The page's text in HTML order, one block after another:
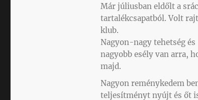
Már júliusban eldőlt a
tartalékcsapatból. Volt
klub.
Nagyon-nagy tehetség
nagyobb esély van arra,
majd.
Nagyon reménykedem
teljesítményt nyújt és őt